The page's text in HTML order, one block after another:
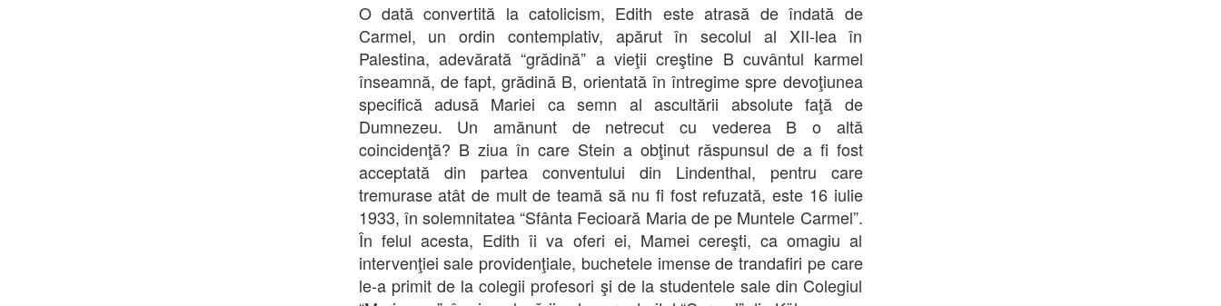
O dată convertită la catolicism, Edith este atrasă de îndată de
Carmel, un ordin contemplativ, apărut în secolul al XII-lea în
Palestina, adevărată “grădină” a vieţii creştine B cuvântul karmel
înseamnă, de fapt, grădină B, orientată în întregime spre devoţiunea
specifică adusă Mariei ca semn al ascultării absolute faţă de
Dumnezeu. Un amănunt de netrecut cu vederea B o altă
coincidenţă? B ziua în care Stein a obţinut răspunsul de a fi fost
acceptată din partea conventului din Lindenthal, pentru care
tremurase atât de mult de teamă să nu fi fost refuzată, este 16 iulie
1933, în solemnitatea “Sfânta Fecioară Maria de pe Muntele Carmel”.
În felul acesta, Edith îi va oferi ei, Mamei cereşti, ca omagiu al
intervenţiei sale providenţiale, buchetele imense de trandafiri pe care
le-a primit de la colegii profesori şi de la studentele sale din Colegiul